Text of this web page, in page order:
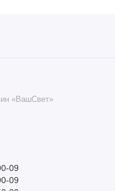
«ВашСвет»
09
09